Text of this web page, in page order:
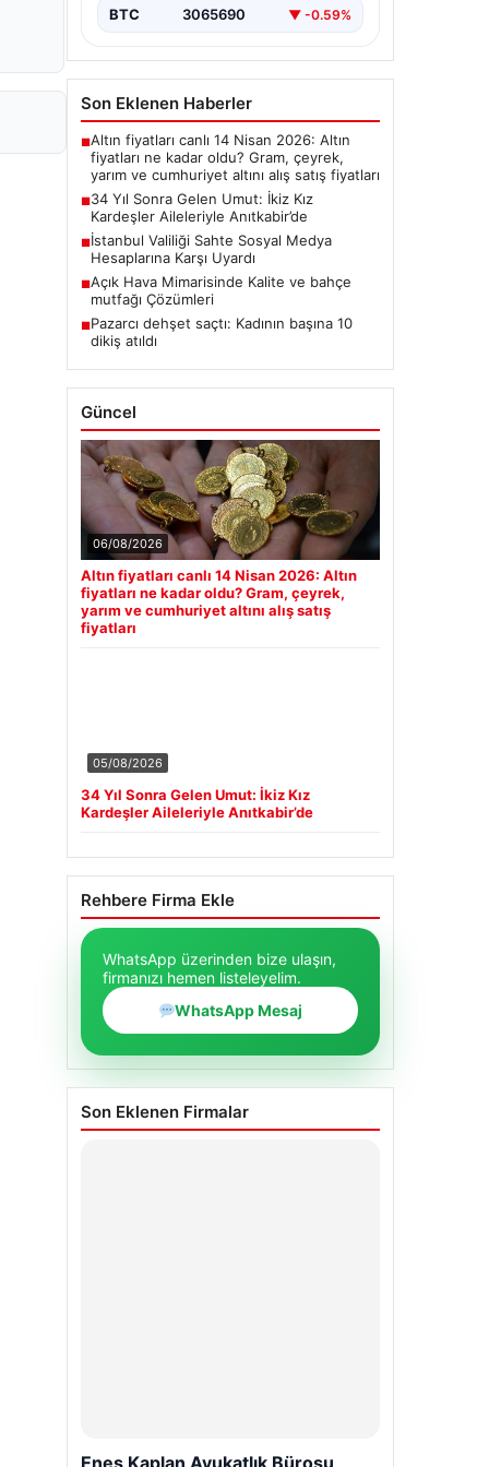
BTC 3065690 ▼ -0.59%
Son Eklenen Haberler
■Altın fiyatları canlı 14 Nisan 2026: Altın
fiyatları ne kadar oldu? Gram, çeyrek,
yarım ve cumhuriyet altını alış satış fiyatları
■34 Yıl Sonra Gelen Umut: İkiz Kız
Kardeşler Aileleriyle Anıtkabir’de
■İstanbul Valiliği Sahte Sosyal Medya
Hesaplarına Karşı Uyardı
■Açık Hava Mimarisinde Kalite ve bahçe
mutfağı Çözümleri
■Pazarcı dehşet saçtı: Kadının başına 10
dikiş atıldı
Güncel
06/08/2026
Altın fiyatları canlı 14 Nisan 2026: Altın
fiyatları ne kadar oldu? Gram, çeyrek,
yarım ve cumhuriyet altını alış satış
fiyatları
05/08/2026
34 Yıl Sonra Gelen Umut: İkiz Kız
Kardeşler Aileleriyle Anıtkabir’de
Rehbere Firma Ekle
WhatsApp üzerinden bize ulaşın,
firmanızı hemen listeleyelim.
WhatsApp Mesaj
Son Eklenen Firmalar